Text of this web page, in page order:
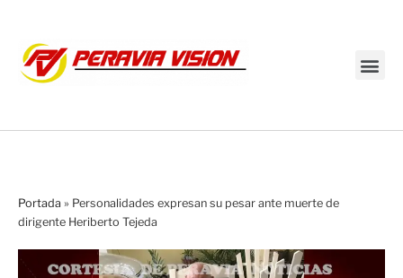
Portada » Personalidades expresan su pesar ante muerte de
dirigente Heriberto Tejeda